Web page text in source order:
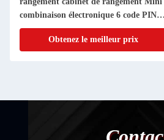
combinaison électronique 6 code PIN
numérique Cam Lock
Obtenez le meilleur prix